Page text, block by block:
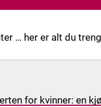
… her er alt du
for kvinner: en